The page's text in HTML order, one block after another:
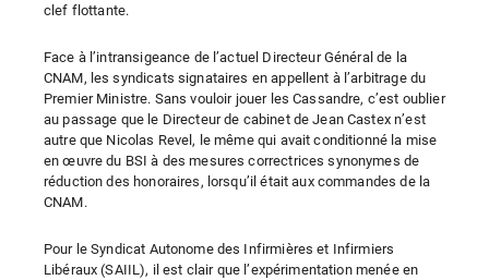
clef flottante.
Face à l’intransigeance de l’actuel Directeur Général de la
CNAM, les syndicats signataires en appellent à l’arbitrage du
Premier Ministre. Sans vouloir jouer les Cassandre, c’est oublier
au passage que le Directeur de cabinet de Jean Castex n’est
autre que Nicolas Revel, le même qui avait conditionné la mise
en œuvre du BSI à des mesures correctrices synonymes de
réduction des honoraires, lorsqu’il était aux commandes de la
CNAM.
Pour le Syndicat Autonome des Infirmières et Infirmiers
Libéraux (SAIIL), il est clair que l’expérimentation menée en